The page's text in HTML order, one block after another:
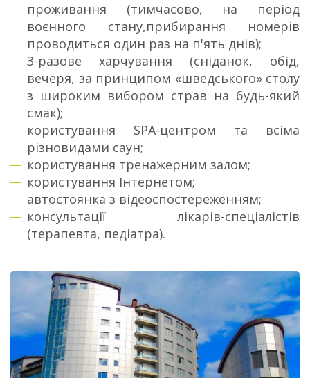
проживання (тимчасово, на період
воєнного стану,прибирання номерів
проводиться один раз на п'ять днів);
3-разове харчування (сніданок, обід,
вечеря, за принципом «шведського» столу
з широким вибором страв на будь-який
смак);
користування SPA-центром та всіма
різновидами саун;
користування тренажерним залом;
користування Інтернетом;
автостоянка з відеоспостереженням;
консультації лікарів-спеціалістів
(терапевта, педіатра).